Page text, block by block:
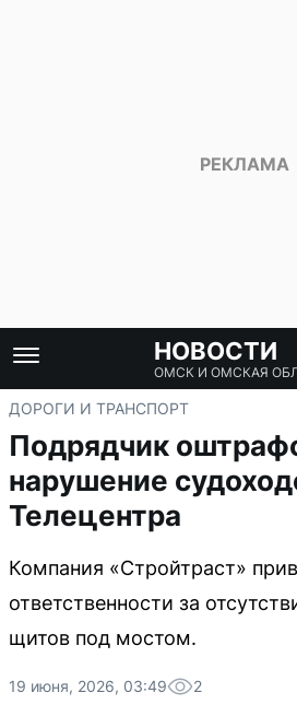
НОВОСТИ
ОМСК И ОМСКАЯ
ДОРОГИ И ТРАНСПОРТ
Подрядчик
нарушение
Телецентра
Компания «Стройтраст»
ответственности за
щитов под мостом.
19 июня, 2026, 03:49 2